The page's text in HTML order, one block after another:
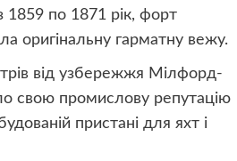
1859 по 1871 рік, форт
оригінальну гарматну вежу.
від узбережжя Мілфорд-
свою промислову репутацію
пристані для яхт і